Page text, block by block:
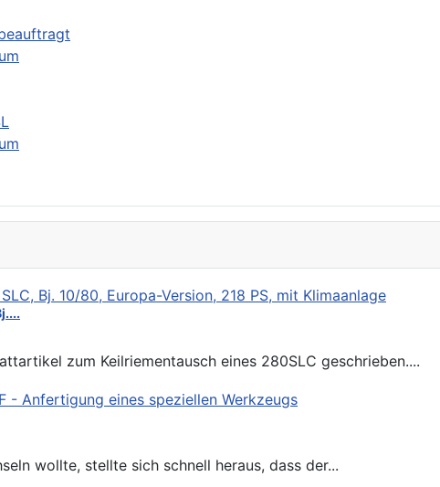
zum Keilriementausch eines 280SLC geschrieben....
wollte, stellte sich schnell heraus, dass der...